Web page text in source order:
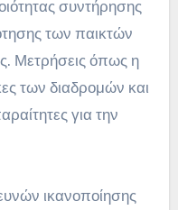
συντήρησης
των παικτών
Μετρήσεις όπως η
των διαδρομών και
για την
ικανοποίησης